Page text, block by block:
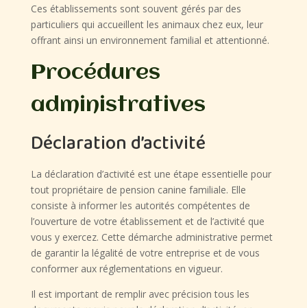
Ces établissements sont souvent gérés par des
particuliers qui accueillent les animaux chez eux, leur
offrant ainsi un environnement familial et attentionné.
Procédures
administratives
Déclaration d’activité
La déclaration d’activité est une étape essentielle pour
tout propriétaire de pension canine familiale. Elle
consiste à informer les autorités compétentes de
l’ouverture de votre établissement et de l’activité que
vous y exercez. Cette démarche administrative permet
de garantir la légalité de votre entreprise et de vous
conformer aux réglementations en vigueur.
Il est important de remplir avec précision tous les